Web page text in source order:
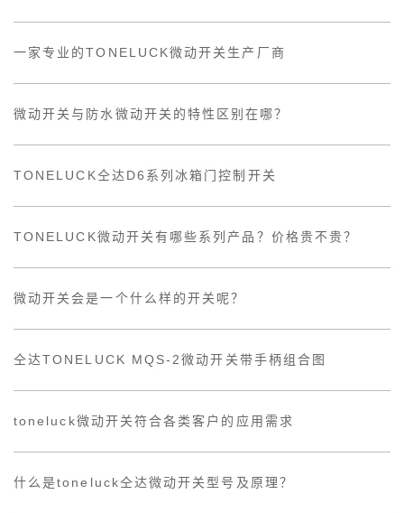
一家专业的TONELUCK微动开关生产厂商
微动开关与防水微动开关的特性区别在哪？
TONELUCK仝达D6系列冰箱门控制开关
TONELUCK微动开关有哪些系列产品？价格贵不贵？
微动开关会是一个什么样的开关呢？
仝达TONELUCK MQS-2微动开关带手柄组合图
toneluck微动开关符合各类客户的应用需求
什么是toneluck仝达微动开关型号及原理？